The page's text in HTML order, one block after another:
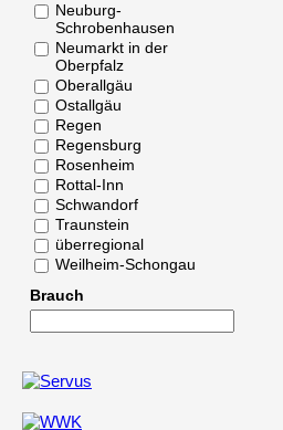
Neuburg-
Schrobenhausen
Neumarkt in der
Oberpfalz
Oberallgäu
Ostallgäu
Regen
Regensburg
Rosenheim
Rottal-Inn
Schwandorf
Traunstein
überregional
Weilheim-Schongau
Brauch